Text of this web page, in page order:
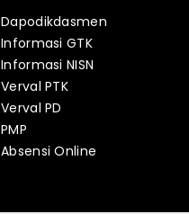
Dapodikdasmen
Informasi GTK
Informasi NISN
Verval PTK
Verval PD
PMP
Absensi Online